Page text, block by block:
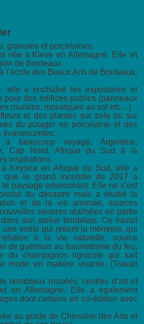
gravures et porcelaines.
née à Kleve en Allemagne. Elle vit
de Bordeaux.
l’école des Beaux Arts de Bordeaux,
elle a enchaîné les expositions et
pour des édifices publics (panneaux
murales, mosaïques au sol etc…)
et des plantes sur toile ou sur
du potager en porcelaine et des
évanescentes.
a beaucoup voyagé, Argentine,
Cap Nord, Afrique du Sud à la
inspirations.
à Knysna en Afrique du Sud, elle a
que le grand incendie de 2017 a
paysage environnant. Elle ne s’est
du désastre mais a étudié la
et de la vie animale, sources
oeuvres réalisées en partie
son atelier bordelais. Ce travail
entité qui retient la mémoire, qui
à la vie naturelle, source
de guérison au traumatisme du feu,
du champignon lignicole qui sait
morte en matière vivante. (Travail
nombreux musées, centres d’art et
en Allemagne. Elle a également
dont certains en co-édition avec
au grade de Chevalier des Arts et